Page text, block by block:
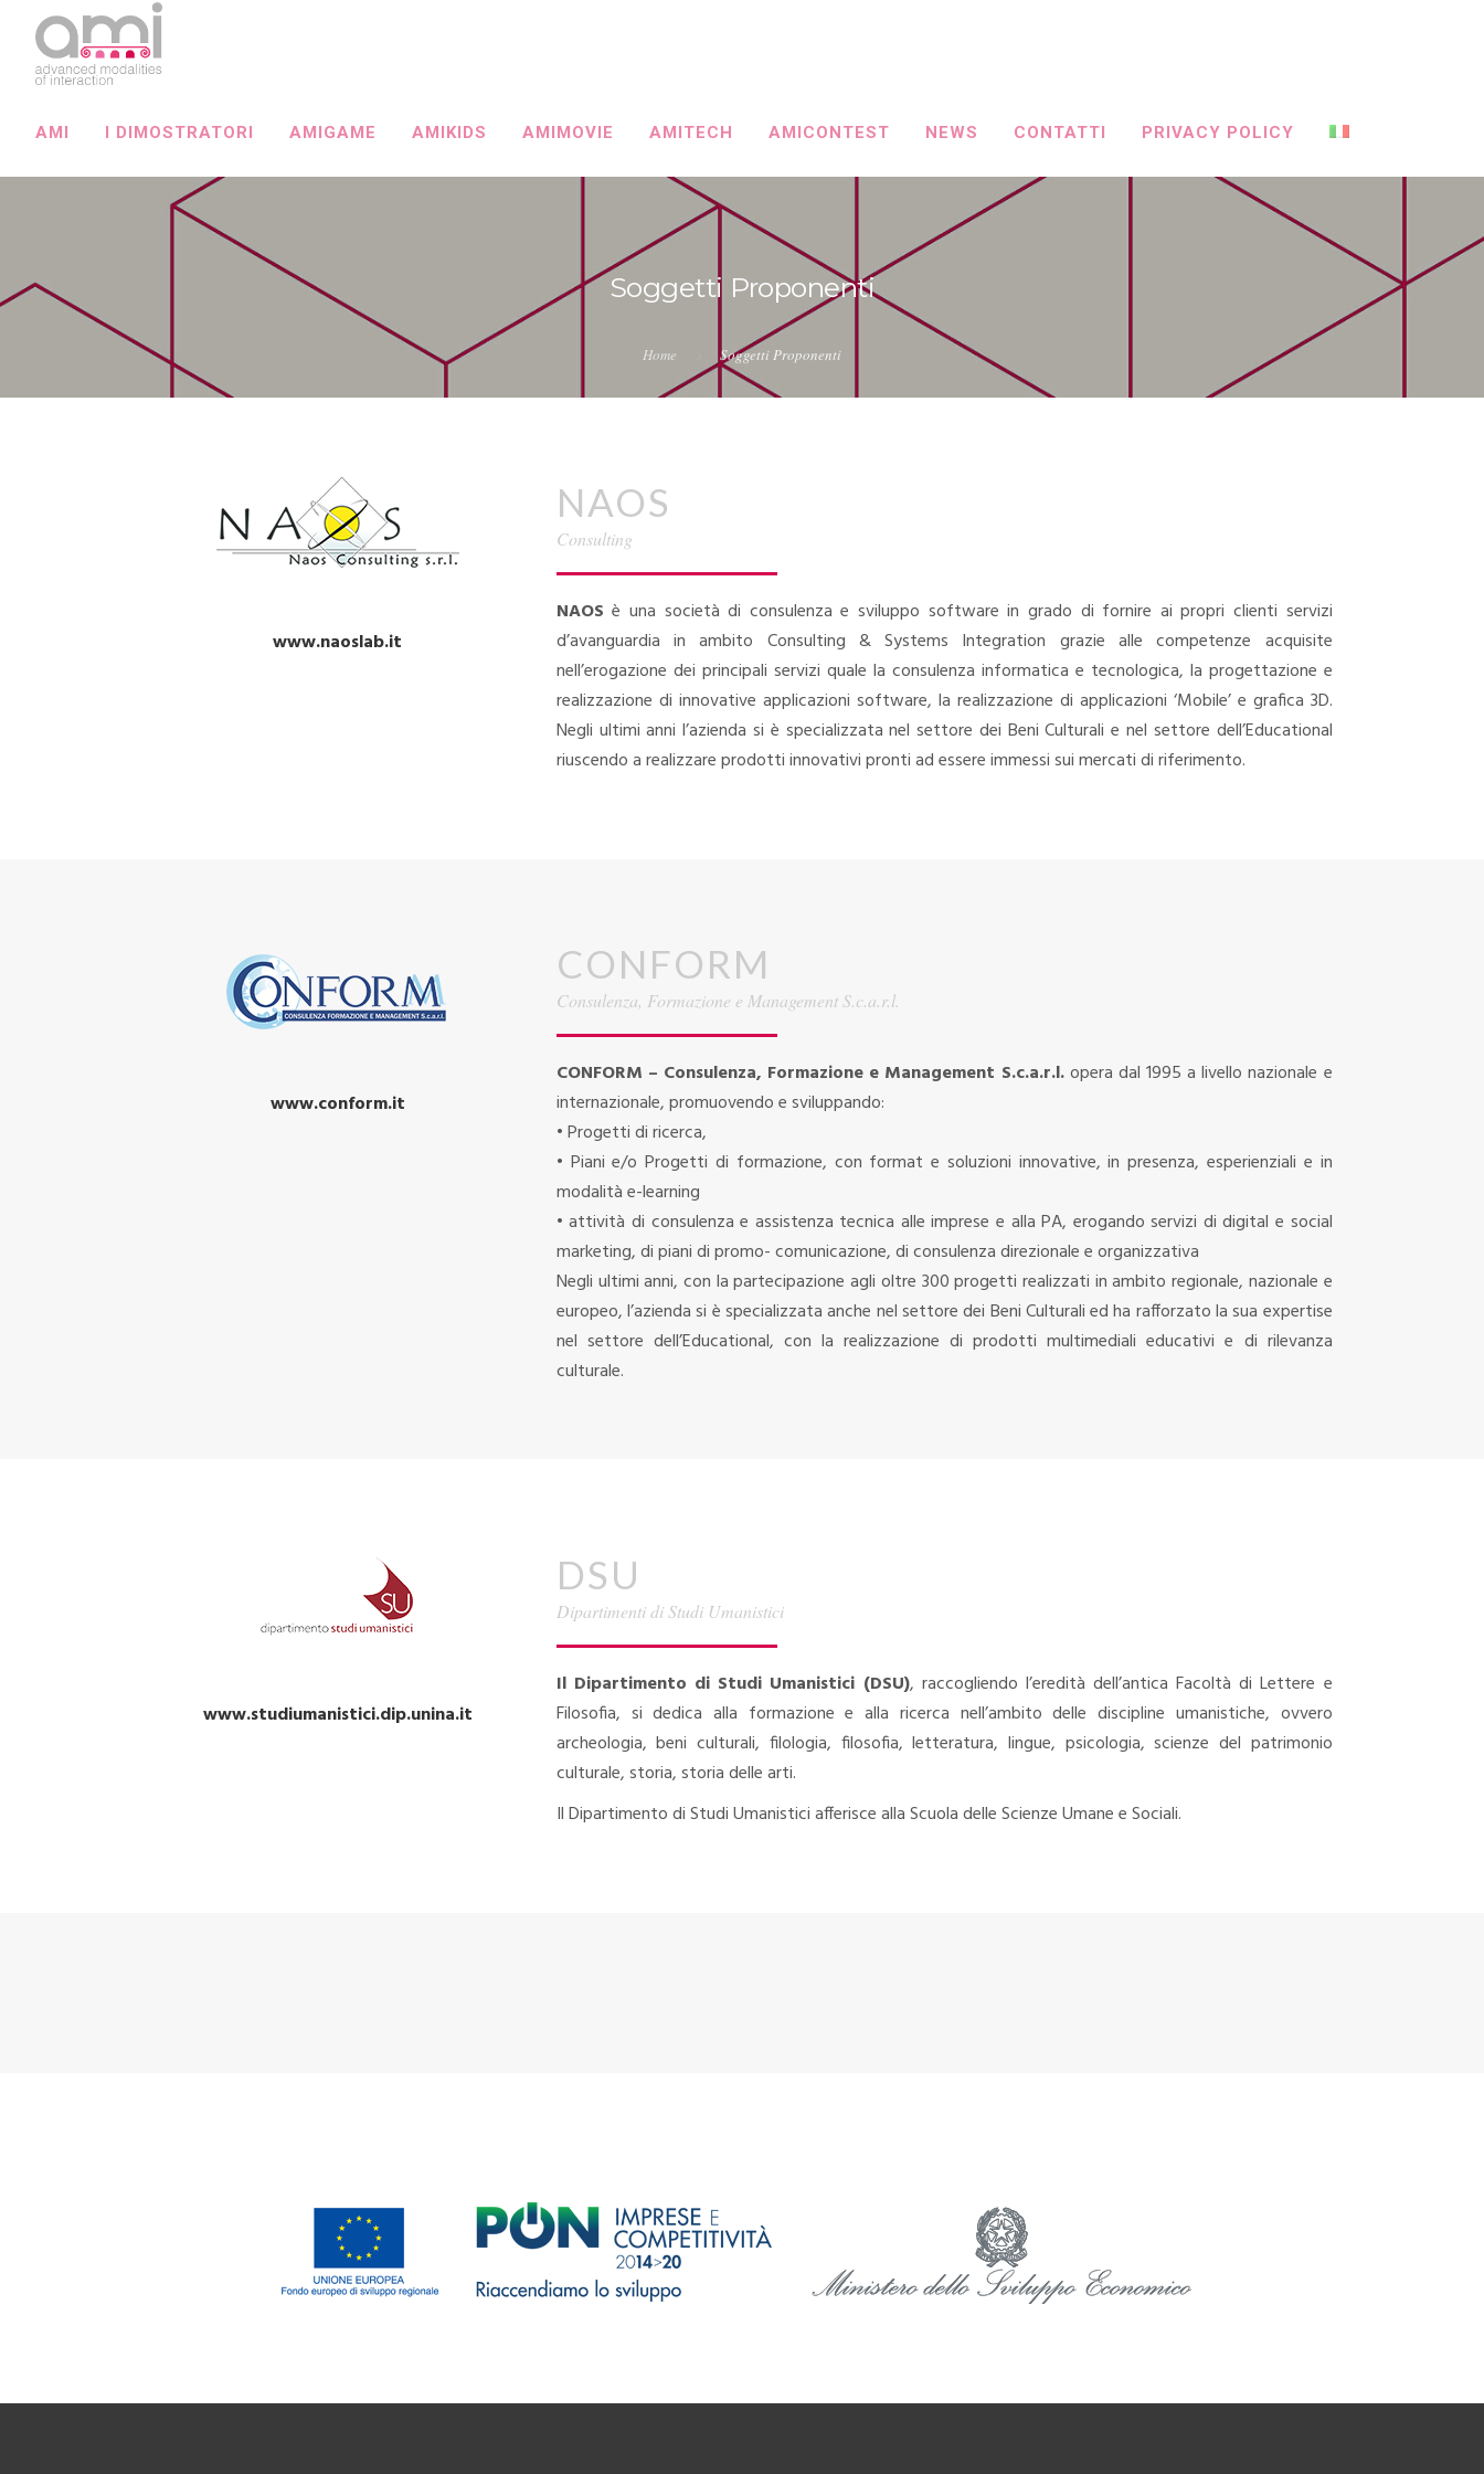
AMI I DIMOSTRATORI AMIGAME AMIKIDS AMIMOVIE AMITECH AMICONTEST NEWS CONTATTI PRIVACY POLICY
Soggetti Proponenti
Home Soggetti Proponenti
www.naoslab.it
NAOS
Consulting
NAOS è una società di consulenza e sviluppo software in grado di fornire ai propri clienti servizi
d’avanguardia in ambito Consulting & Systems Integration grazie alle competenze acquisite
nell’erogazione dei principali servizi quale la consulenza informatica e tecnologica, la progettazione e
realizzazione di innovative applicazioni software, la realizzazione di applicazioni ‘Mobile’ e grafica 3D.
Negli ultimi anni l’azienda si è specializzata nel settore dei Beni Culturali e nel settore dell’Educational
riuscendo a realizzare prodotti innovativi pronti ad essere immessi sui mercati di riferimento.
www.conform.it
CONFORM
Consulenza, Formazione e Management S.c.a.r.l.
CONFORM – Consulenza, Formazione e Management S.c.a.r.l.opera dal 1995 a livello nazionale e
internazionale, promuovendo e sviluppando:
• Progetti di ricerca,
• Piani e/o Progetti di formazione, con format e soluzioni innovative, in presenza, esperienziali e in
modalità e-learning
• attività di consulenza e assistenza tecnica alle imprese e alla PA, erogando servizi di digital e social
marketing, di piani di promo- comunicazione, di consulenza direzionale e organizzativa
Negli ultimi anni, con la partecipazione agli oltre 300 progetti realizzati in ambito regionale, nazionale e
europeo, l’azienda si è specializzata anche nel settore dei Beni Culturali ed ha rafforzato la sua expertise
nel settore dell’Educational, con la realizzazione di prodotti multimediali educativi e di rilevanza
culturale.
www.studiumanistici.dip.unina.it
DSU
Dipartimenti di Studi Umanistici
Il Dipartimento di Studi Umanistici (DSU), raccogliendo l’eredità dell’antica Facoltà di Lettere e
Filosofia, si dedica alla formazione e alla ricerca nell’ambito delle discipline umanistiche, ovvero
archeologia, beni culturali, filologia, filosofia, letteratura, lingue, psicologia, scienze del patrimonio
culturale, storia, storia delle arti.
Il Dipartimento di Studi Umanistici afferisce alla Scuola delle Scienze Umane e Sociali.